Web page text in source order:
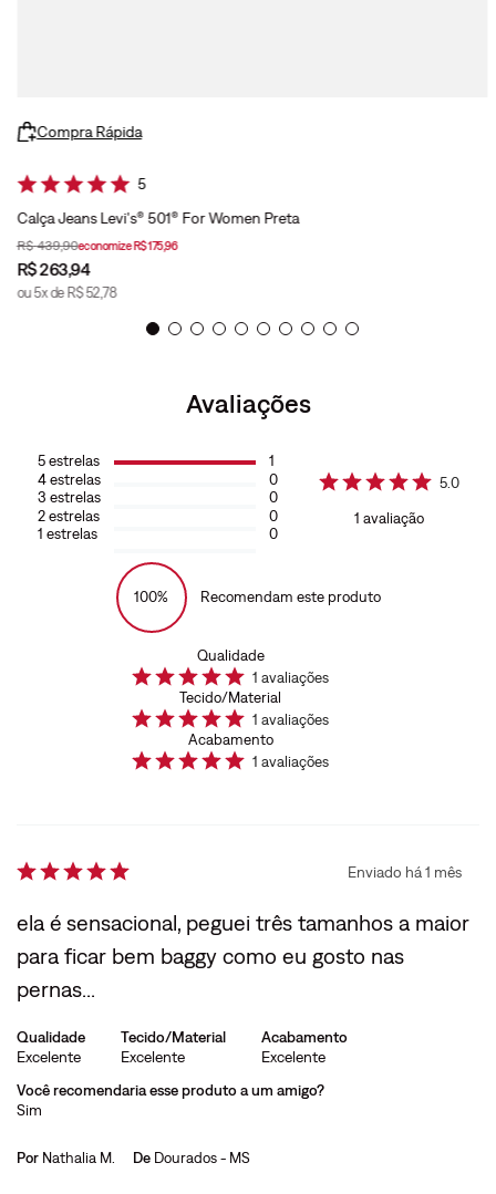
Compra Rápida
5
Calça Jeans Levi's® 501® For Women Preta
R$ 439,90economizeR$175,96
R$263,94
ou5x de R$ 52,78
Avaliações
5estrelas
4estrelas
3 estrelas
2estrelas
1 estrelas
1
0
0
0
0
5.0
1 avaliação
100% Recomendam este produto
Qualidade
1 avaliações
Tecido/Material
1 avaliações
Acabamento
1 avaliações
Enviado há1 mês
ela é sensacional, peguei três tamanhos a maior
para ficar bem baggy como eu gosto nas
pernas...
Qualidade
Excelente
Tecido/Material
Excelente
Acabamento
Excelente
Você recomendaria esse produto a um amigo?
Sim
Por Nathalia M. De Dourados - MS